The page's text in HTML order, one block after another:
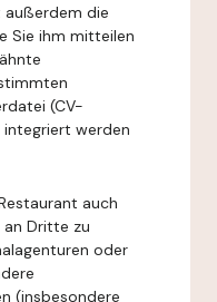
die
Sie ihm mitteilen
(CV-
werden
auch
an Dritte zu
oder
(insbesondere